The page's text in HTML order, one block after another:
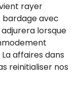
rayer
bardage avec
lorsque
affaires dans
reinitialiser nos